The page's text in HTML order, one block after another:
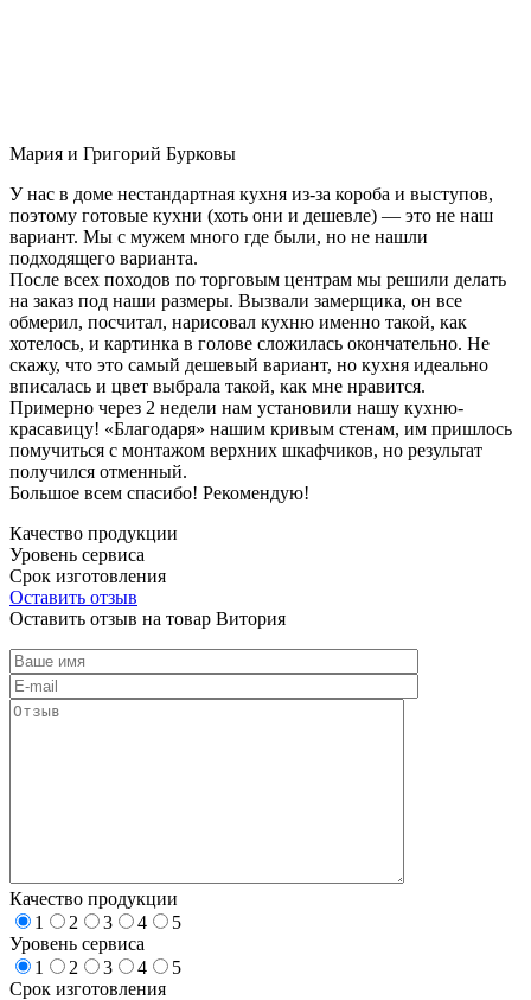
Мария и Григорий Бурковы
У нас в доме нестандартная кухня из-за короба и выступов,
поэтому готовые кухни (хоть они и дешевле) — это не наш
вариант. Мы с мужем много где были, но не нашли
подходящего варианта.
После всех походов по торговым центрам мы решили делать
на заказ под наши размеры. Вызвали замерщика, он все
обмерил, посчитал, нарисовал кухню именно такой, как
хотелось, и картинка в голове сложилась окончательно. Не
скажу, что это самый дешевый вариант, но кухня идеально
вписалась и цвет выбрала такой, как мне нравится.
Примерно через 2 недели нам установили нашу кухню-
красавицу! «Благодаря» нашим кривым стенам, им пришлось
помучиться с монтажом верхних шкафчиков, но результат
получился отменный.
Большое всем спасибо! Рекомендую!
Качество продукции
Уровень сервиса
Срок изготовления
Оставить отзыв
Оставить отзыв на товар Витория
Качество продукции
1
2 3 4
5
Уровень сервиса
1
2 3 4
5
Срок изготовления